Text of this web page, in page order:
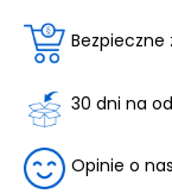
Bezpieczne
30 dni na
Opinie o